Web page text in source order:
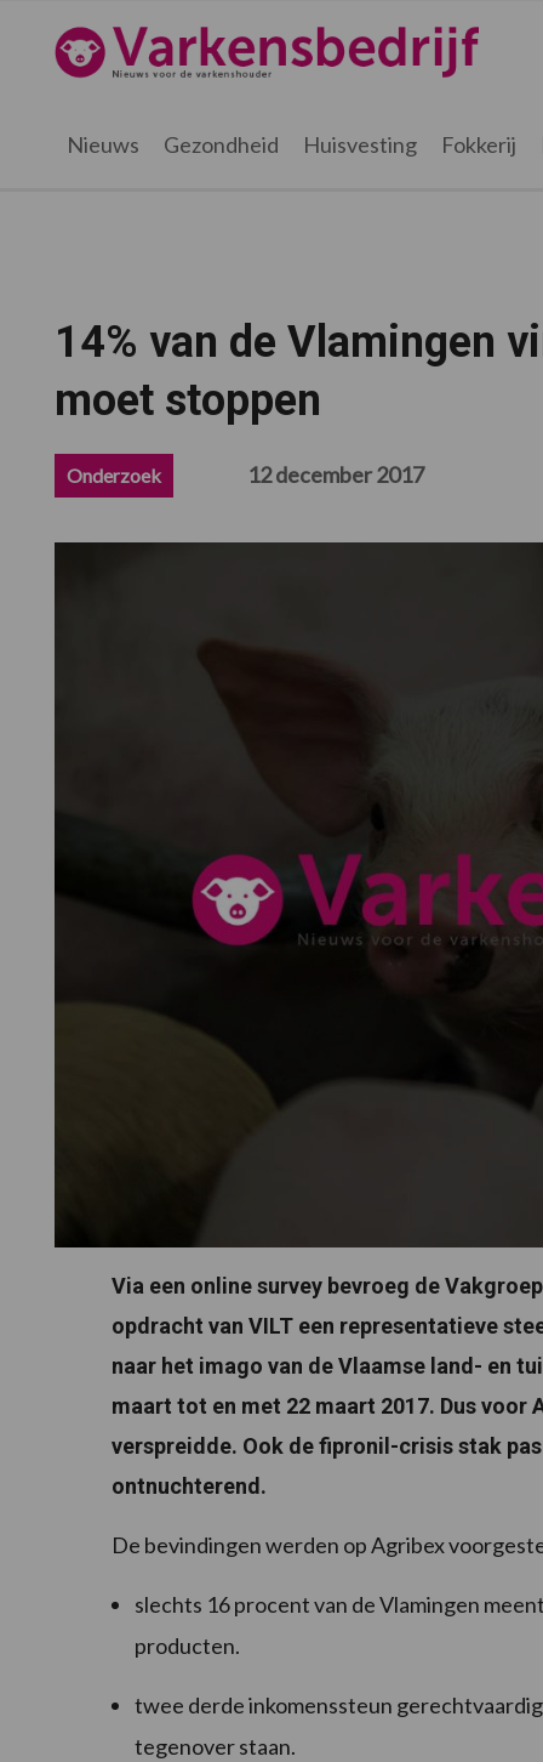
hoofdnavigatie
hoofd
eerste
voettekst
Varkensbedrijf.be
Nieuws Gezondheid Huisvesting Fokkerij
14% van de Vlamingen
moet stoppen
Onderzoek 12 december 2017
Via een online survey bevroeg de
opdracht van VILT een representatieve
naar het imago van de Vlaamse land- en
maart tot en met 22 maart 2017. Dus voor
verspreidde. Ook de fipronil-crisis stak
ontnuchterend.
De bevindingen werden op Agribex
slechts 16 procent van de Vlamingen
producten.
twee derde inkomenssteun
tegenover staan.